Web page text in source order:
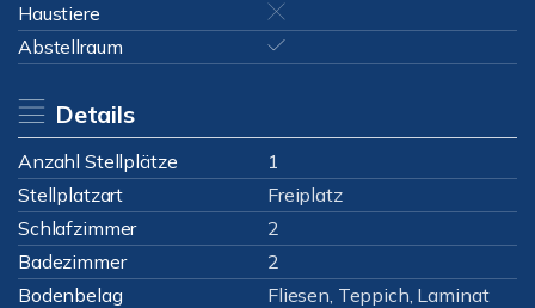
Haustiere
Abstellraum
Details
Anzahl Stellplätze
1
Stellplatzart
Freiplatz
Schlafzimmer
2
Badezimmer
2
Bodenbelag
Fliesen, Teppich, Laminat